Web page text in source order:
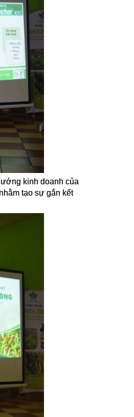
kinh doanh của
tạo sự gắn kết